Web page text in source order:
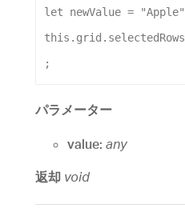
let
newValue = "Apple"
this . grid . selectedRows
;
パラメーター
value: any
返却 void